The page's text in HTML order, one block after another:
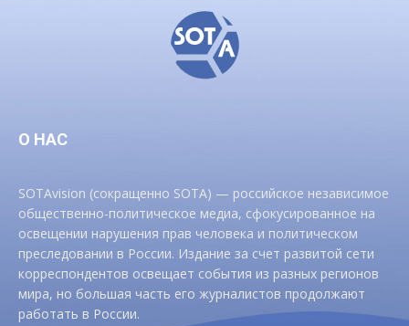
О НАС
SOTAvision (сокращенно SOTA) — российское независимое
общественно-политическое медиа, сфокусированное на
освещении нарушения прав человека и политическом
преследовании в России. Издание за счет развитой сети
корреспондентов освещает события из разных регионов
мира, но большая часть его журналистов продолжают
работать в России.